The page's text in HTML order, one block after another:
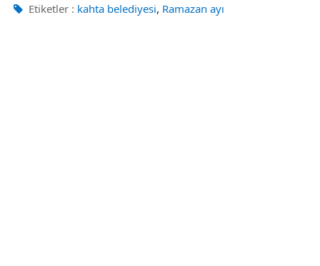
Etiketler : kahta belediyesi, Ramazan ayı